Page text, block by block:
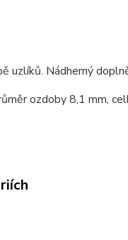
uzlíků. Nádherný
ozdoby 8,1 mm,